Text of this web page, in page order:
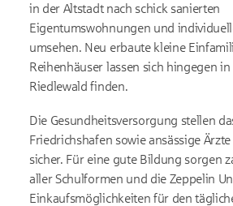
in der Altstadt nach schick sanierten
Eigentumswohnungen und
umsehen. Neu erbaute kleine
Reihenhäuser lassen sich hingegen
Riedlewald finden.
Die Gesundheitsversorgung stellen
Friedrichshafen sowie ansässige
sicher. Für eine gute Bildung sorgen
aller Schulformen und die Zeppelin
Einkaufsmöglichkeiten für den